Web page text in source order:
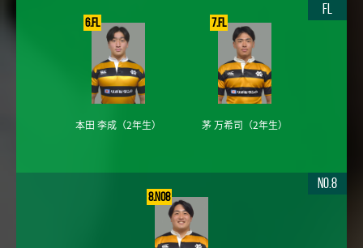
6.FL
本田 李成 （2年生）
7.FL
茅 万希司 （2年生）
FL
8.No8
No.8